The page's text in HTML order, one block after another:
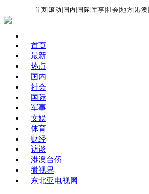
首页 |滚动 国内 国际 |军事 |社会 |地方 |港澳
首页
最新
热点
国内
社会
国际
军事
文娱
体育
财经
访谈
港澳台侨
微视界
东北亚电视网